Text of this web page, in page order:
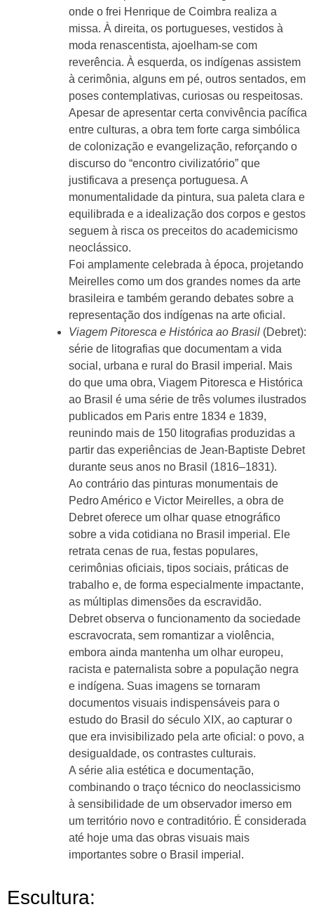
onde o frei Henrique de Coimbra realiza a
missa. À direita, os portugueses, vestidos à
moda renascentista, ajoelham-se com
reverência. À esquerda, os indígenas assistem
à cerimônia, alguns em pé, outros sentados, em
poses contemplativas, curiosas ou respeitosas.
Apesar de apresentar certa convivência pacífica
entre culturas, a obra tem forte carga simbólica
de colonização e evangelização, reforçando o
discurso do “encontro civilizatório” que
justificava a presença portuguesa. A
monumentalidade da pintura, sua paleta clara e
equilibrada e a idealização dos corpos e gestos
seguem à risca os preceitos do academicismo
neoclássico.
Foi amplamente celebrada à época, projetando
Meirelles como um dos grandes nomes da arte
brasileira e também gerando debates sobre a
representação dos indígenas na arte oficial.
Viagem Pitoresca e Histórica ao Brasil (Debret):
série de litografias que documentam a vida
social, urbana e rural do Brasil imperial. Mais
do que uma obra, Viagem Pitoresca e Histórica
ao Brasil é uma série de três volumes ilustrados
publicados em Paris entre 1834 e 1839,
reunindo mais de 150 litografias produzidas a
partir das experiências de Jean-Baptiste Debret
durante seus anos no Brasil (1816–1831).
Ao contrário das pinturas monumentais de
Pedro Américo e Victor Meirelles, a obra de
Debret oferece um olhar quase etnográfico
sobre a vida cotidiana no Brasil imperial. Ele
retrata cenas de rua, festas populares,
cerimônias oficiais, tipos sociais, práticas de
trabalho e, de forma especialmente impactante,
as múltiplas dimensões da escravidão.
Debret observa o funcionamento da sociedade
escravocrata, sem romantizar a violência,
embora ainda mantenha um olhar europeu,
racista e paternalista sobre a população negra
e indígena. Suas imagens se tornaram
documentos visuais indispensáveis para o
estudo do Brasil do século XIX, ao capturar o
que era invisibilizado pela arte oficial: o povo, a
desigualdade, os contrastes culturais.
A série alia estética e documentação,
combinando o traço técnico do neoclassicismo
à sensibilidade de um observador imerso em
um território novo e contraditório. É considerada
até hoje uma das obras visuais mais
importantes sobre o Brasil imperial.
Escultura: